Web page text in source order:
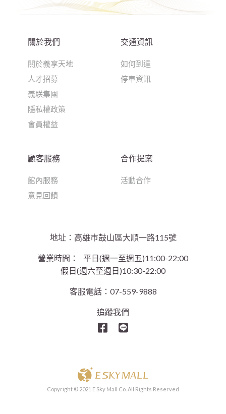
地址：高雄巿鼓山區大順一路115號
營業時間：
平日(週一至週五)11:00-22:00
假日(週六至週日)10:30-22:00
客服電話：07-559-9888
追蹤我們
關於我們
關於義享天地
人才招募
義联集團
隱私權政策
會員權益
交通資訊
如何到達
停車資訊
顧客服務
館內服務
意見回饋
合作提案
活動合作
Copyright © 2021 E Sky Mall Co. All Rights Reserved